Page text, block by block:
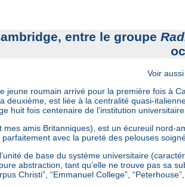
entre le groupe
Voir aussi
jeune roumain arrivé pour la première fois à
deuxième, est liée à la centralité quasi-
huit fois centenaire de l’institution universitaire.
mes amis Britanniques), est un écureuil
avec la pureté des pelouses
de base du système universitaire
abstraction, tant qu’elle ne trouve pas sa
Christi”, “Emmanuel College”,